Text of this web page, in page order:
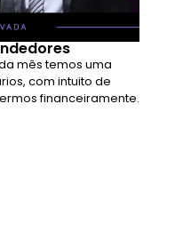
mês temos uma
com intuito de
financeiramente.